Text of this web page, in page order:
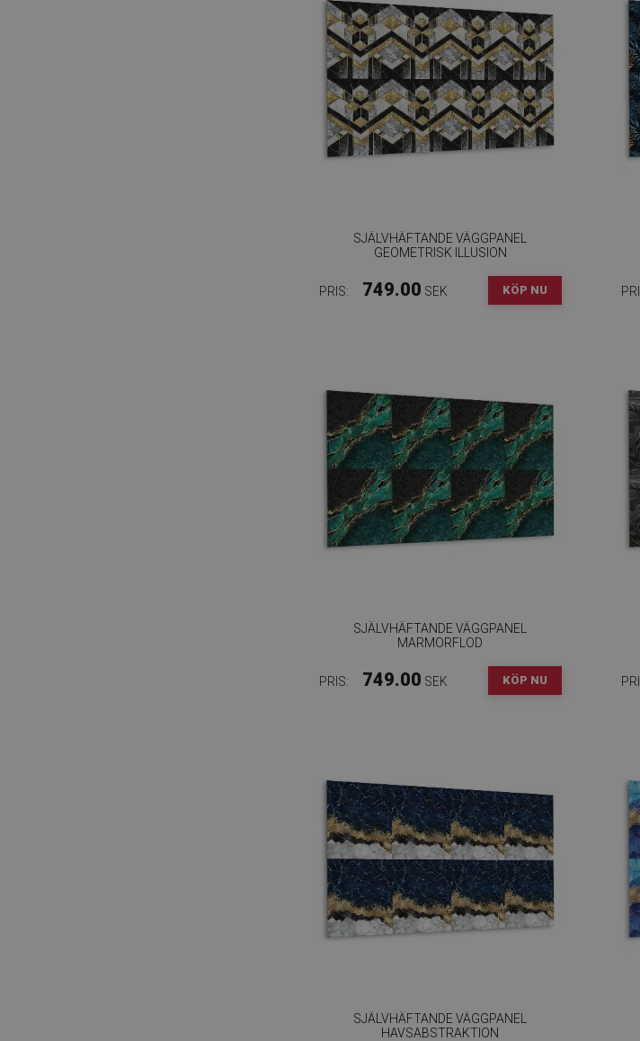
SJÄLVHÄFTANDE VÄGGPANEL
GEOMETRISK ILLUSION
PRIS: 749.00 SEK KÖP NU
SJÄLVHÄFTANDE VÄGGPANEL
MARMORFLOD
PRIS: 749.00 SEK KÖP NU
SJÄLVHÄFTANDE VÄGGPANEL
HAVSABSTRAKTION